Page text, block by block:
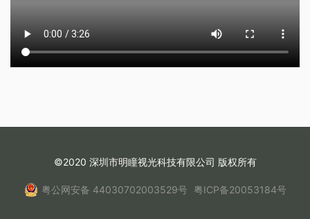
©2020 深圳市明瞳视光科技有限公司 版权所有
粤公网安备 44030702003529号 粤ICP备20053184号